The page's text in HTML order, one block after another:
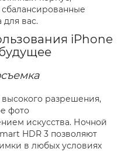
вас.
iPhone
разрешения,
фото
искусства. Ночной
HDR 3 позволяют
в любых условиях